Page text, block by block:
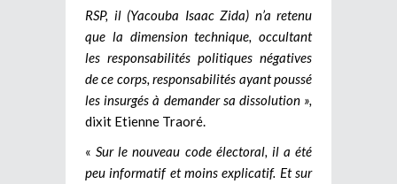
RSP, il (Yacouba Isaac Zida) n’a retenu
que la dimension technique, occultant
les responsabilités politiques négatives
de ce corps, responsabilités ayant poussé
les insurgés à demander sa dissolution »,
dixit Etienne Traoré.
« Sur le nouveau code électoral, il a été
peu informatif et moins explicatif. Et sur